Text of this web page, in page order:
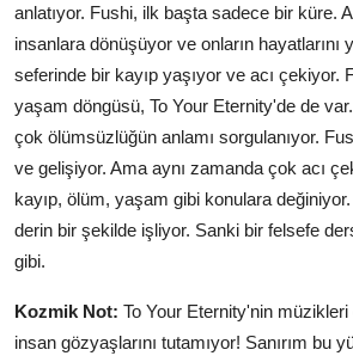
anlatıyor. Fushi, ilk başta sadece bir küre.
insanlara dönüşüyor ve onların hayatlarını
seferinde bir kayıp yaşıyor ve acı çekiyor.
yaşam döngüsü, To Your Eternity'de de
çok ölümsüzlüğün anlamı sorgulanıyor.
ve gelişiyor. Ama aynı zamanda çok acı
kayıp, ölüm, yaşam gibi konulara
derin bir şekilde işliyor. Sanki bir felsefe
gibi.
Kozmik Not: To Your Eternity'nin
insan gözyaşlarını tutamıyor! Sanırım bu